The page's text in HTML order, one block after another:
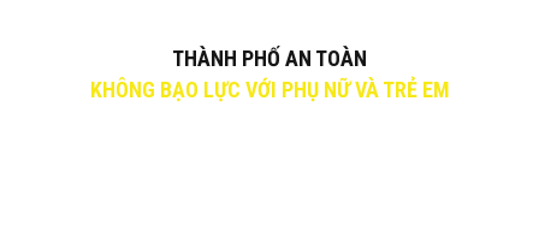
THÀNH PHỐ AN TOÀN
KHÔNG BẠO LỰC VỚI PHỤ NỮ VÀ TRẺ EM